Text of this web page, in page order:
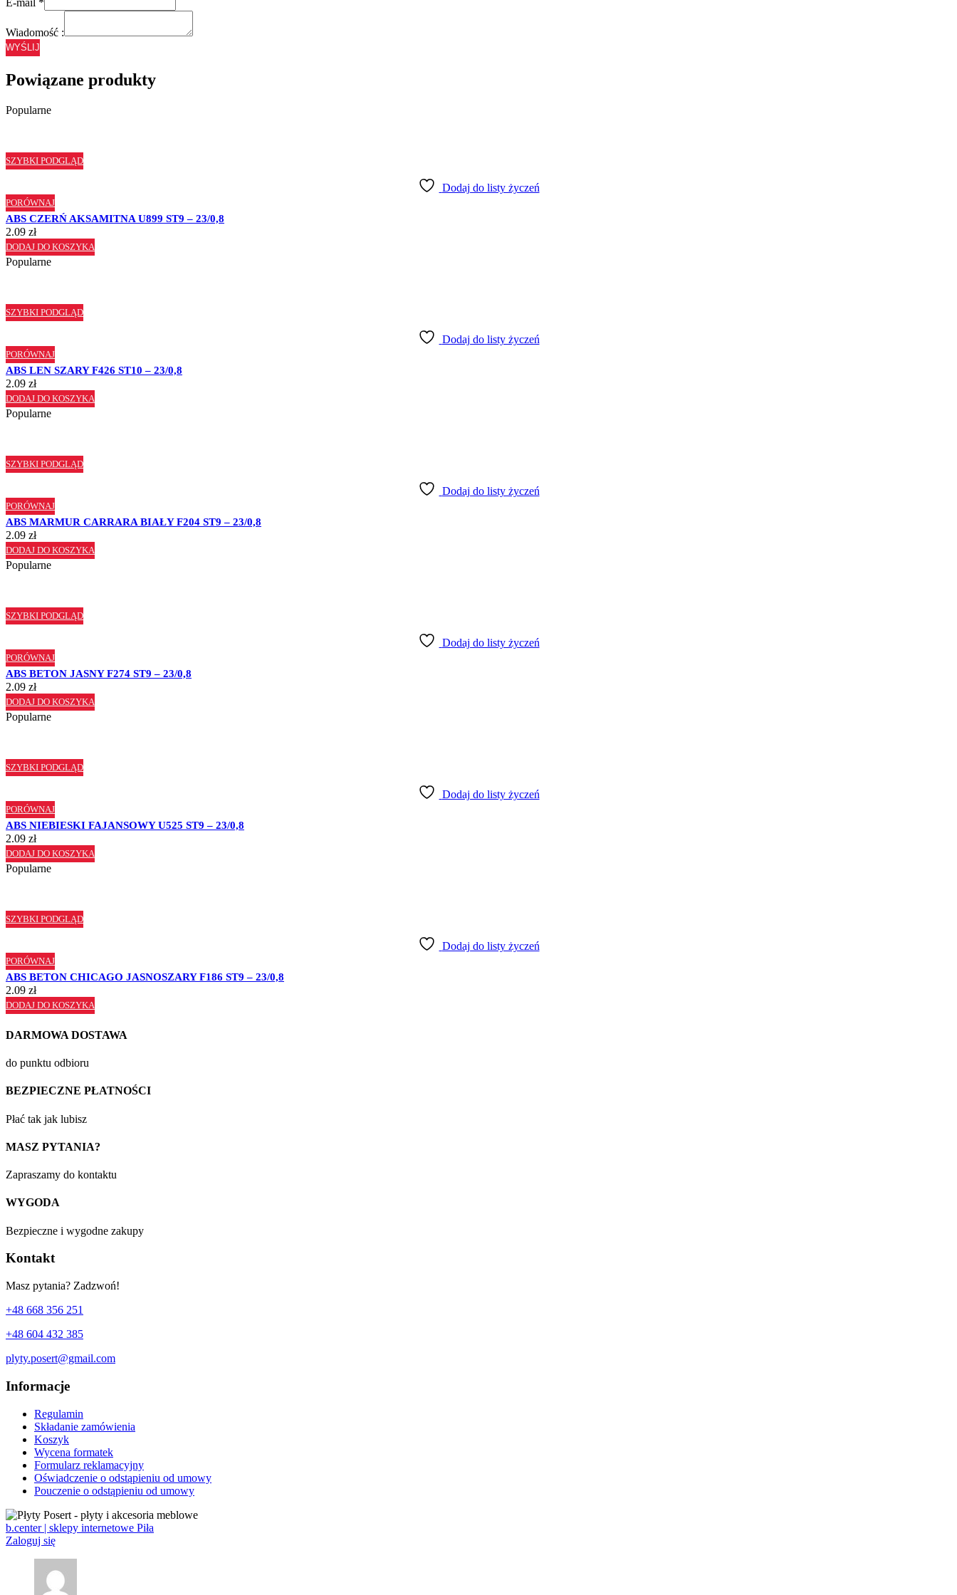
Wiadomość :
WYŚLIJ
Powiązane produkty
Popularne
SZYBKI PODGLĄD
Dodaj do listy życzeń
PORÓWNAJ
ABS CZERŃ AKSAMITNA U899 ST9 – 23/0,8
2.09 zł
DODAJ DO KOSZYKA
Popularne
SZYBKI PODGLĄD
Dodaj do listy życzeń
PORÓWNAJ
ABS LEN SZARY F426 ST10 – 23/0,8
2.09 zł
DODAJ DO KOSZYKA
Popularne
SZYBKI PODGLĄD
Dodaj do listy życzeń
PORÓWNAJ
ABS MARMUR CARRARA BIAŁY F204 ST9 – 23/0,8
2.09 zł
DODAJ DO KOSZYKA
Popularne
SZYBKI PODGLĄD
Dodaj do listy życzeń
PORÓWNAJ
ABS BETON JASNY F274 ST9 – 23/0,8
2.09 zł
DODAJ DO KOSZYKA
Popularne
SZYBKI PODGLĄD
Dodaj do listy życzeń
PORÓWNAJ
ABS NIEBIESKI FAJANSOWY U525 ST9 – 23/0,8
2.09 zł
DODAJ DO KOSZYKA
Popularne
SZYBKI PODGLĄD
Dodaj do listy życzeń
PORÓWNAJ
ABS BETON CHICAGO JASNOSZARY F186 ST9 – 23/0,8
2.09 zł
DODAJ DO KOSZYKA
DARMOWA DOSTAWA
do punktu odbioru
BEZPIECZNE PŁATNOŚCI
Płać tak jak lubisz
MASZ PYTANIA?
Zapraszamy do kontaktu
WYGODA
Bezpieczne i wygodne zakupy
Kontakt
Masz pytania? Zadzwoń!
+48 668 356 251
+48 604 432 385
plyty.posert@gmail.com
Informacje
Regulamin
Składanie zamówienia
Koszyk
Wycena formatek
Formularz reklamacyjny
Oświadczenie o odstąpieniu od umowy
Pouczenie o odstąpieniu od umowy
b.center | sklepy internetowe Piła
Zaloguj się